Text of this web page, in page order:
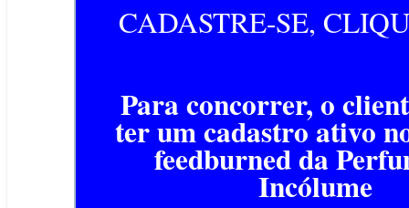
CADASTRE-SE,
Para concorrer, o
ter um cadastro ativo
feedburned da
Incólume